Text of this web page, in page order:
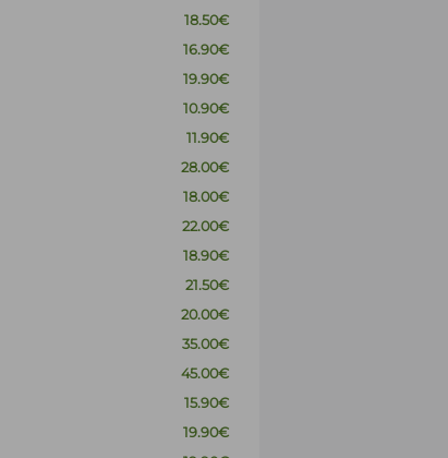
18.50€
16.90€
19.90€
10.90€
11.90€
28.00€
18.00€
22.00€
18.90€
21.50€
20.00€
35.00€
45.00€
15.90€
19.90€